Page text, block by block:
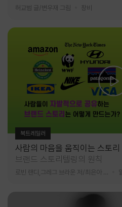
허교범 글/변우재 그림 창비
북트레일러
사람의 마음을 움직이는 스토리
브랜드 스토리텔링의 원칙